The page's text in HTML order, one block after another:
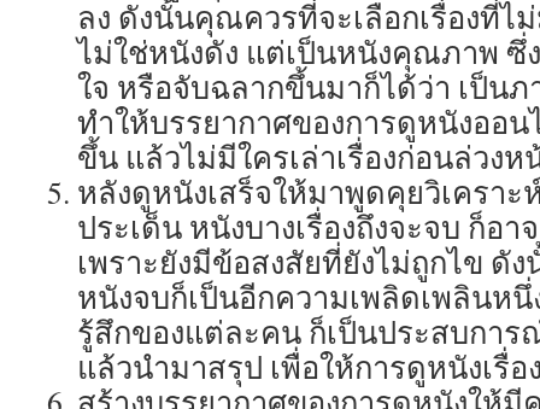
ลง ดังนั้นคุณควรที่จะเลือกเรื่องที่ไ
ไม่ใช่หนังดัง แต่เป็นหนังคุณภาพ
ใจ หรือจับฉลากขึ้นมาก็ได้ว่า เป็นภ
ทำให้บรรยากาศของการดูหนังออ
ขึ้น แล้วไม่มีใครเล่าเรื่องก่อนล่วง
หลังดูหนังเสร็จให้มาพูดคุยวิเครา
ประเด็น หนังบางเรื่องถึงจะจบ ก็อ
เพราะยังมีข้อสงสัยที่ยังไม่ถูกไข ดั
หนังจบก็เป็นอีกความเพลิดเพลินหนึ่
รู้สึกของแต่ละคน ก็เป็นประสบการ
แล้วนำมาสรุป เพื่อให้การดูหนังเรื่